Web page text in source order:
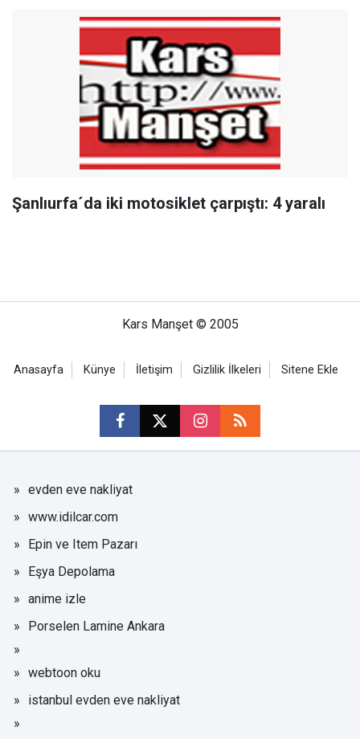
Şanlıurfa´da iki motosiklet çarpıştı: 4 yaralı
Kars Manşet © 2005
Anasayfa Künye İletişim Gizlilik İlkeleri Sitene Ekle
evden eve nakliyat
www.idilcar.com
Epin ve Item Pazarı
Eşya Depolama
anime izle
Porselen Lamine Ankara
webtoon oku
istanbul evden eve nakliyat